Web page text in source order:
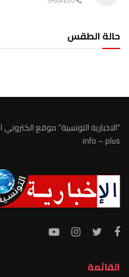
حالة الطقس
“الاخبارية التونسية” موقع
info – plus
القائمة